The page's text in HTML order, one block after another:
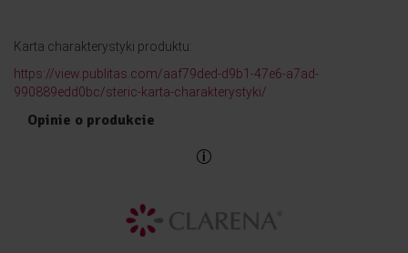
Karta charakterystyki produktu:
https://view.publitas.com/aaf79ded-d9b1-47e6-a7ad-
990889edd0bc/steric-karta-charakterystyki/
Opinie o produkcie